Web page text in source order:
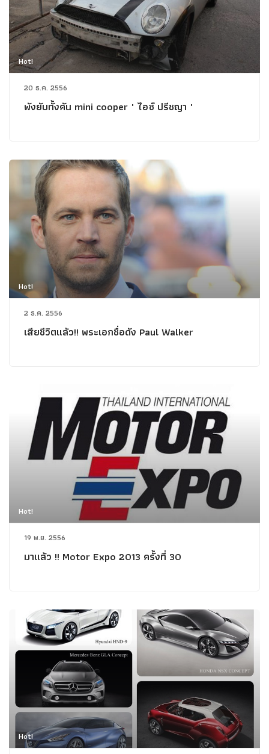
Hot!
20 ธ.ค. 2556
พังยับทั้งคัน mini cooper " ไอซ์ ปรีชญา "
Hot!
2 ธ.ค. 2556
เสียชีวิตแล้ว!! พระเอกชื่อดัง Paul Walker
Hot!
19 พ.ย. 2556
มาแล้ว !! Motor Expo 2013 ครั้งที่ 30
Hot!